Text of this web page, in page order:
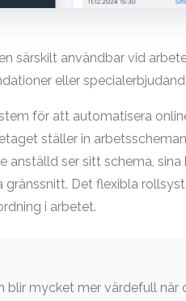
särskilt användbar vid
eller
för att automatisera
ställer in
anställd ser sitt schema,
gränssnitt. Det flexibla
i arbetet.
blir mycket mer värdefull